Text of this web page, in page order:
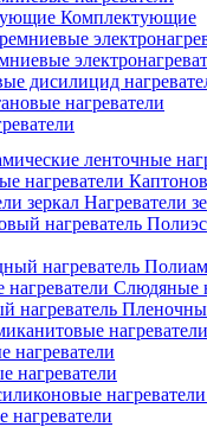
Комплектующие
дисилицид
нагреватели
ленточные
Нагреватели
Слюдяные
нагреватели
нагреватели
нагреватели